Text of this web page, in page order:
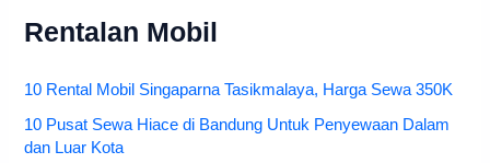
Rentalan Mobil
10 Rental Mobil Singaparna Tasikmalaya, Harga Sewa 350K
10 Pusat Sewa Hiace di Bandung Untuk Penyewaan Dalam
dan Luar Kota